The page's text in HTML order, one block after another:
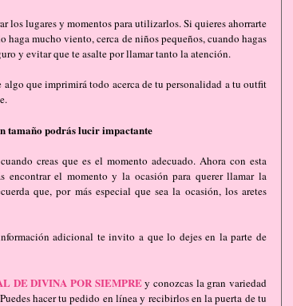
los lugares y momentos para utilizarlos. Si quieres ahorrarte
mucho viento, cerca de niños pequeños, cuando hagas
y evitar que te asalte por llamar tanto la atención.
algo que imprimirá todo acerca de tu personalidad a tu outfit
tamaño podrás lucir impactante
creas que es el momento adecuado. Ahora con esta
encontrar el momento y la ocasión para querer llamar la
que, por más especial que sea la ocasión, los aretes
adicional te invito a que lo dejes en la parte de
DE DIVINA POR SIEMPRE y conozcas la gran variedad
hacer tu pedido en línea y recibirlos en la puerta de tu